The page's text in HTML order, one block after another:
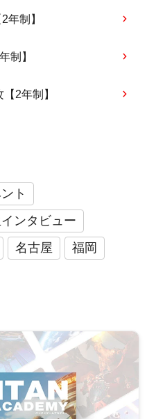
年制】
制】
2年制】
ト
ンタビュー
名古屋
福岡